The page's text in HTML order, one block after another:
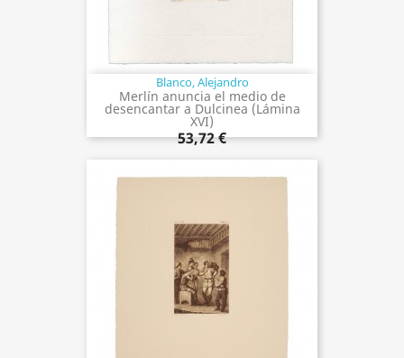
Blanco, Alejandro
Merlín anuncia el medio de
desencantar a Dulcinea (Lámina
XVI)
53,72 €